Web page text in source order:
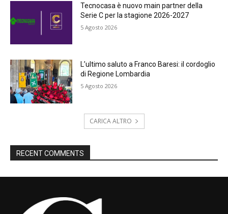
Tecnocasa è nuovo main partner della
Serie C per la stagione 2026-2027
5 Agosto 2026
L’ultimo saluto a Franco Baresi: il cordoglio
di Regione Lombardia
5 Agosto 2026
CARICA ALTRO
RECENT COMMENTS